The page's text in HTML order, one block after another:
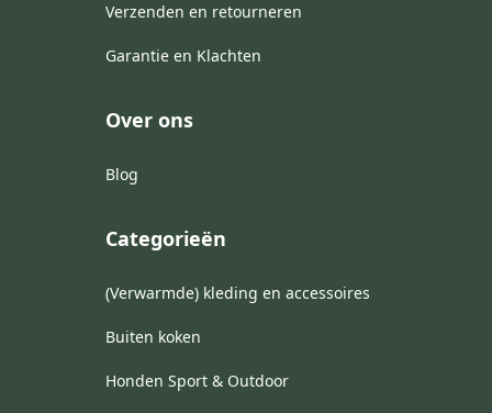
Verzenden en retourneren
Garantie en Klachten
Over ons
Blog
Categorieën
(Verwarmde) kleding en accessoires
Buiten koken
Honden Sport & Outdoor